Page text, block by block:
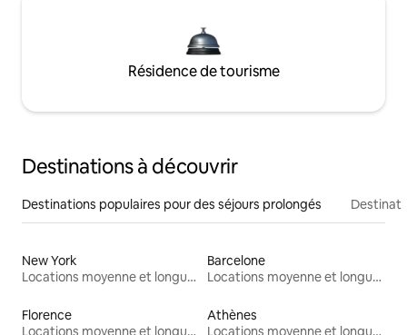
Résidence de tourisme
Destinations à découvrir
Destinations populaires pour des séjours prolongés
New York
Locations moyenne et longue durée
Barcelone
Locations moyenne et longue durée
Florence
Locations moyenne et longue durée
Athènes
Locations moyenne et longue durée